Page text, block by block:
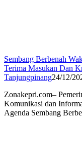
Sembang Berbenah
Terima Masukan Dan
Tanjungpinang24/12/
Zonakepri.com–
Komunikasi dan
Agenda Sembang